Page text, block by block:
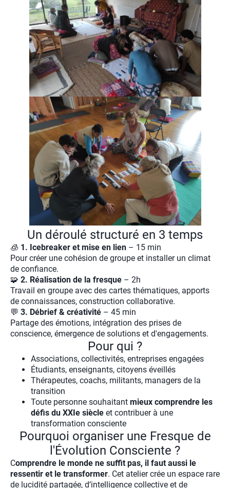
Un déroulé structuré en 3 temps
🧊 1. Icebreaker et mise en lien – 15 min
Pour créer une cohésion de groupe et installer un climat
de confiance.
🧩 2. Réalisation de la fresque – 2h
Travail en groupe avec des cartes thématiques, apports
de connaissances, construction collaborative.
💬 3. Débrief & créativité – 45 min
Partage des émotions, intégration des prises de
conscience, émergence de solutions et d'engagements.
Pour qui ?
Associations, collectivités, entreprises engagées
Étudiants, enseignants, citoyens éveillés
Thérapeutes, coachs, militants, managers de la
transition
Toute personne souhaitant mieux comprendre les
défis du XXIe siècle et contribuer à une
transformation consciente
Pourquoi organiser une Fresque de
l'Évolution Consciente ?
Comprendre le monde ne suffit pas, il faut aussi le
ressentir et le transformer. Cet atelier crée un espace rare
de lucidité partagée, d’intelligence collective et de